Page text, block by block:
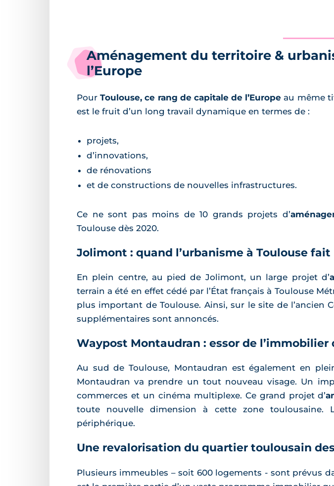
Aménagement du territoire &
l’Europe
PourToulouse, ce rang de capitale de l’Europe au même
est le fruit d’un long travail dynamique en termes de :
projets,
d’innovations,
de rénovations
et de constructions de nouvelles infrastructures.
Ce ne sont pas moins de 10 grands projets d’
Toulouse dès 2020.
Jolimont : quand l’urbanisme à Toulouse
En plein centre, au pied de Jolimont, un large projet d’
terrain a été en effet cédé par l’État français à Toulouse
plus important de Toulouse. Ainsi, sur le site de l’ancien
supplémentaires sont annoncés.
Waypost Montaudran : essor de l’immobilier
Au sud de Toulouse, Montaudran est également en
Montaudran va prendre un tout nouveau visage. Un
commerces et un cinéma multiplexe. Ce grand projet d’
toute nouvelle dimension à cette zone
périphérique.
Une revalorisation du quartier toulousain
Plusieurs immeubles – soit 600 logements - sont prévus